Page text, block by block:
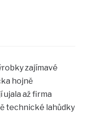
zajímavé
hojně
ujala až firma
technické lahůdky